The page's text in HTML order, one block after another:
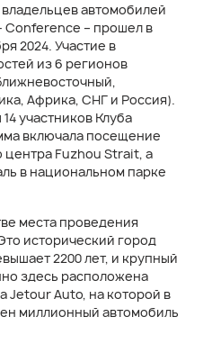
автомобилей
Conference – прошел в
2024. Участие в
из 6 регионов
Африка, СНГ и Россия).
участников Клуба
включала посещение
центра Fuzhou Strait, а
в национальном парке
места проведения
исторический город
2200 лет, и крупный
здесь расположена
Jetour Auto, на которой в
миллионный автомобиль